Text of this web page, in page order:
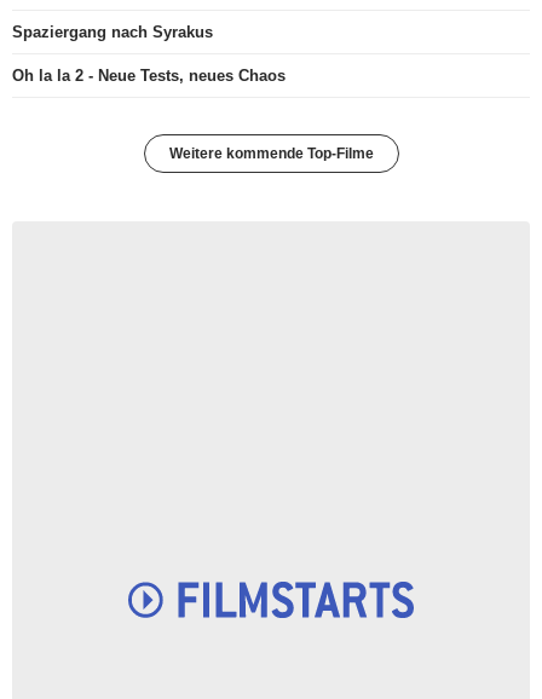
Spaziergang nach Syrakus
Oh la la 2 - Neue Tests, neues Chaos
Weitere kommende Top-Filme